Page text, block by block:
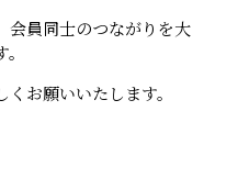
会員同士のつながりを大
お願いいたします。